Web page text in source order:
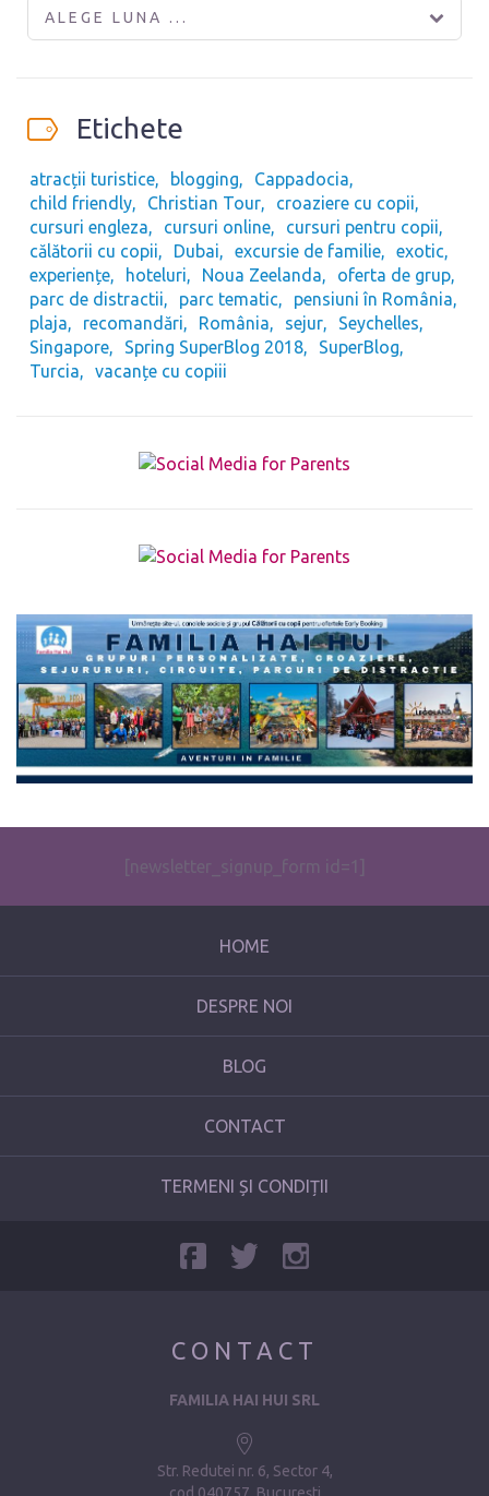
ALEGE LUNA ...
Etichete
atracții turistice blogging
Cappadocia
child friendly
Christian Tour
croaziere cu copii
cursuri engleza
cursuri online
cursuri pentru copii
călătorii cu copii
Dubai excursie de familie
exotic
experiențe
hoteluri Noua Zeelanda
oferta de grup
parc de distractii
parc tematic
pensiuni în România
plaja
recomandări România sejur
Seychelles
Singapore
Spring SuperBlog 2018
SuperBlog
Turcia
vacanțe cu copiii
The form you have selected does not exist.
[newsletter_signup_form id=1]
HOME
DESPRE NOI
BLOG
CONTACT
TERMENI ȘI CONDIȚII
CONTACT
FAMILIA HAI HUI SRL
Str. Redutei nr. 6, Sector 4